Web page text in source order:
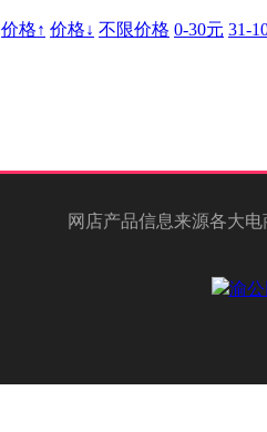
价格↑ 价格↓ 不限价格 0-30元 31-
网店产品信息来源各大
渝公